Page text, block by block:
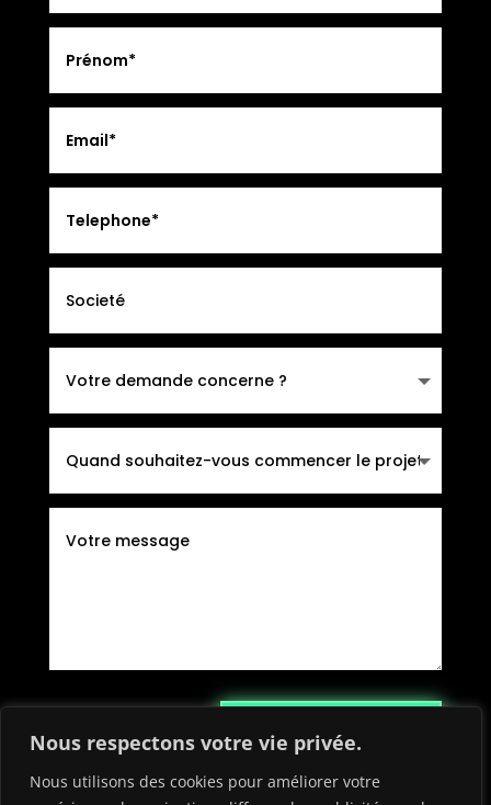
Nous respectons votre vie privée.
Nous utilisons des cookies pour améliorer votre